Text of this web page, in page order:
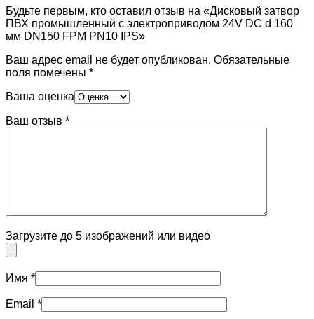
Будьте первым, кто оставил отзыв на «Дисковый затвор
ПВХ промышленный с электроприводом 24V DC d 160
мм DN150 FPM PN10 IPS»
Ваш адрес email не будет опубликован. Обязательные
поля помечены *
Ваша оценка
Ваш отзыв *
Загрузите до 5 изображений или видео
Имя *
Email *